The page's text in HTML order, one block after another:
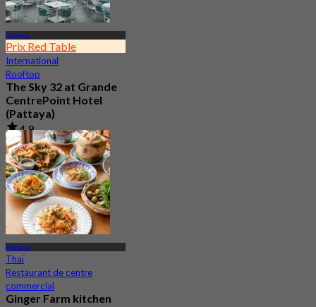
Pattaya
Prix Red Table
International
Rooftop
The Sky 32 at Grande
CentrePoint Hotel
(Pattaya)
4.9
11.7K Réservé
De฿ 980
Pattaya
Thaï
Restaurant de centre
commercial
Ginger Farm kitchen